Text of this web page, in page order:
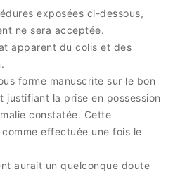
exposées ci-dessous,
ne sera acceptée.
apparent du colis et des
forme manuscrite sur le bon
justifiant la prise en possession
constatée. Cette
effectuée une fois le
aurait un quelconque doute